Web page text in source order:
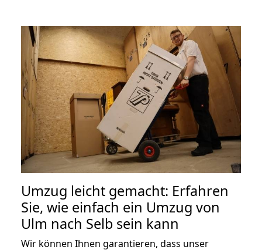
Umzug leicht gemacht: Erfahren
Sie, wie einfach ein Umzug von
Ulm nach Selb sein kann
Wir können Ihnen garantieren, dass unser